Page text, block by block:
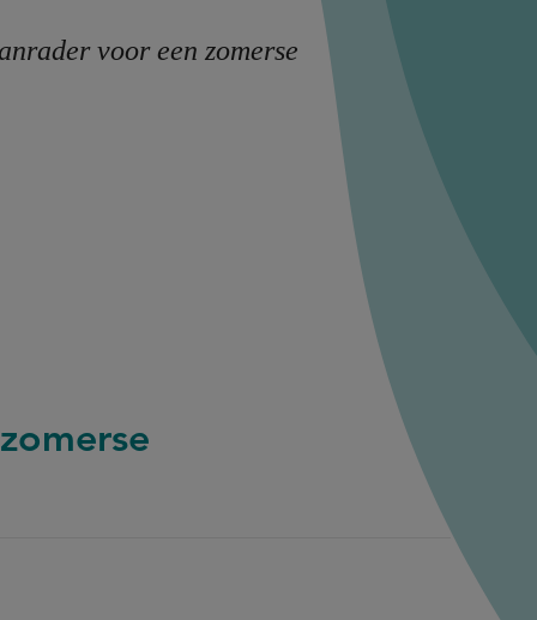
voor een zomerse